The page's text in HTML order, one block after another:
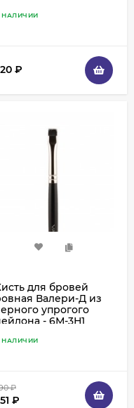
НАЛИЧИИ
₽
для бровей
Валери-Д из
упрогого
- 6М-3Н1
НАЛИЧИИ
₽
₽